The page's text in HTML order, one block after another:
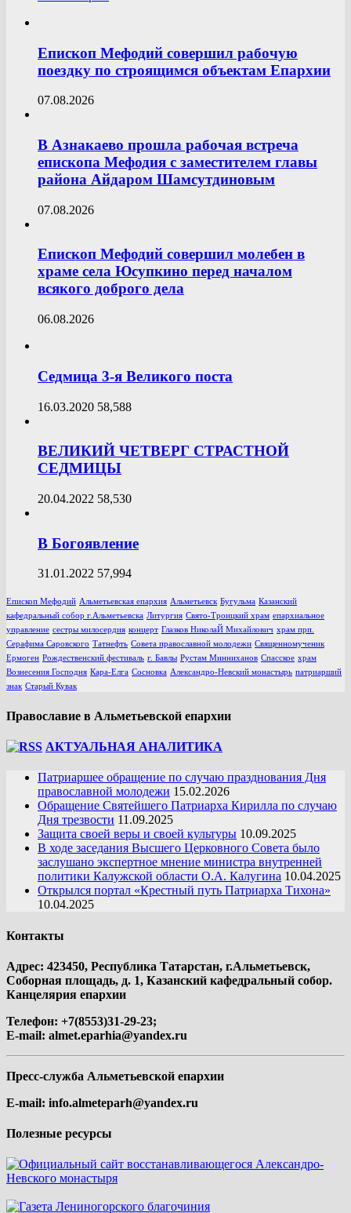
Епископ Мефодий совершил рабочую
поездку по строящимся объектам Епархии
07.08.2026
В Азнакаево прошла рабочая встреча
епископа Мефодия с заместителем главы
района Айдаром Шамсутдиновым
07.08.2026
Епископ Мефодий совершил молебен в
храме села Юсупкино перед началом
всякого доброго дела
06.08.2026
Седмица 3-я Великого поста
16.03.2020 58,588
ВЕЛИКИЙ ЧЕТВЕРГ СТРАСТНОЙ
СЕДМИЦЫ
20.04.2022 58,530
В Богоявление
31.01.2022 57,994
Епископ Мефодий Альметьевская епархия Альметьевск Бугульма Казанский
кафедральный собор г.Альметьевска Литургия Свято-Троицкий храм епархиальное
управление сестры милосердия концерт Глазков НиколаЙ Михайлович храм прп.
Серафима Саровского Татнефть Совета православной молодежи Священномученик
Ермоген Рождественский фестиваль г. Бавлы Рустам Минниханов Спасское храм
Вознесения Господня Кара-Елга Сосновка Александро-Невский монастырь патриарший
знак Старый Кувак
Православие в Альметьевской епархии
АКТУАЛЬНАЯ АНАЛИТИКА
Патриаршее обращение по случаю празднования Дня
православной молодежи 15.02.2026
Обращение Святейшего Патриарха Кирилла по случаю
Дня трезвости 11.09.2025
Защита своей веры и своей культуры 10.09.2025
В ходе заседания Высшего Церковного Совета было
заслушано экспертное мнение министра внутренней
политики Калужской области О.А. Калугина 10.04.2025
Открылся портал «Крестный путь Патриарха Тихона»
10.04.2025
Контакты
Адрес: 423450, Республика Татарстан, г.Альметьевск,
Соборная площадь, д. 1, Казанский кафедральный собор.
Канцелярия епархии
Телефон: +7(8553)31-29-23;
E-mail: almet.eparhia@yandex.ru
Пресс-служба Альметьевской епархии
E-mail: info.almeteparh@yandex.ru
Полезные ресурсы